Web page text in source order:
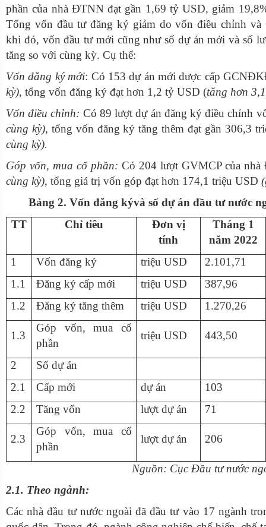
phần của nhà ĐTNN đạt gần 1,69 tỷ USD, giảm
Tổng vốn đầu tư đăng ký giảm do vốn điều chỉnh và
khi đó, vốn đầu tư mới cũng như số dự án mới và số
tăng so với cùng kỳ. Cụ thể:
Vốn đăng ký mới: Có 153 dự án mới được cấp
kỳ), tổng vốn đăng ký đạt hơn 1,2 tỷ USD (tăng hơn
Vốn điều chỉnh: Có 89 lượt dự án đăng ký điều chỉnh
cùng kỳ), tổng vốn đăng ký tăng thêm đạt gần 306,3
cùng kỳ).
Góp vốn, mua cổ phần: Có 204 lượt GVMCP của
cùng kỳ), tổng giá trị vốn góp đạt hơn 174,1 triệu USD (
Bảng 2. Vốn đăng kývà số dự án đầu tư nước
TT
Chỉ tiêu
Đơn vị
tính
Tháng 1
năm 2022
1
Vốn đăng ký triệu USD
2.101,71
1.1
Đăng ký cấp mới triệu USD
387,96
1.2
Đăng ký tăng thêm triệu USD 1.270,26
1.3
Góp vốn, mua cổ
phần
triệu USD 443,50
2
Số dự án
2.1
Cấp mới dự án
103
2.2
Tăng vốn lượt dự án 71
2.3
Góp vốn, mua cổ
phần
lượt dự án 206
Nguồn: Cục Đầu tư nước
2.1. Theo ngành:
Các nhà đầu tư nước ngoài đã đầu tư vào 17 ngành